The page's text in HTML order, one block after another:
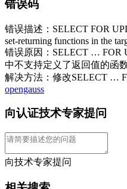
错误码
错误描述：SELECT FOR
set-returning functions in the
错误原因：SELECT … FOR
中不支持定义了返回值的函数
解决方法：修改SELECT …
opengauss
向认证技术专家提问
向技术专家提问